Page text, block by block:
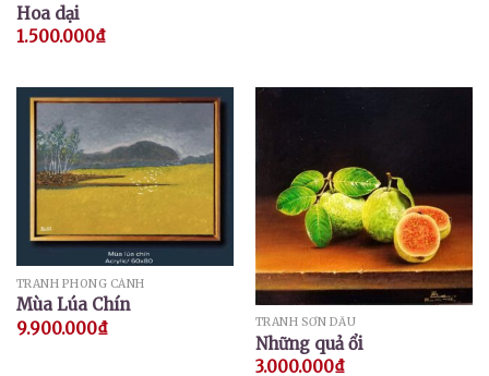
Hoa dại
1.500.000₫
TRANH PHONG CẢNH
Mùa Lúa Chín
9.900.000₫ TRANH SƠN DẦU
Những quả ổi
3.000.000₫